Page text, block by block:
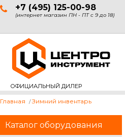
+7 (495) 125-00-98
(интернет магазин ПН - ПТ с 9 до 18)
ОФИЦИАЛЬНЫЙ ДИЛЕР
Каталог оборудования
Главная Зимний инвентарь